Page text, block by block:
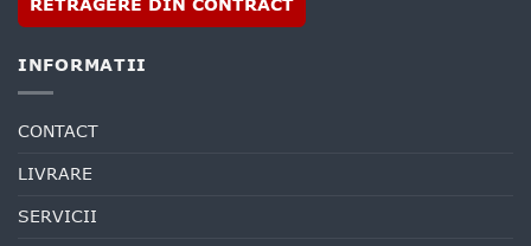
INFORMATII
CONTACT
LIVRARE
SERVICII